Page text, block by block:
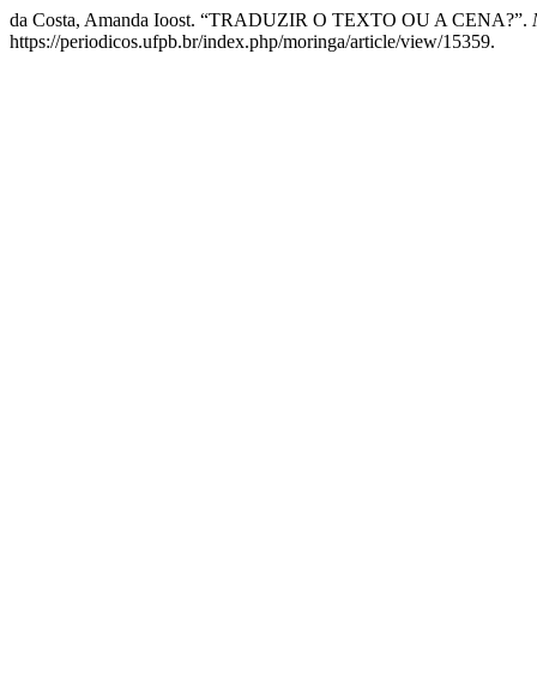
da Costa, Amanda Ioost. “TRADUZIR O TEXTO OU A CENA?”.
https://periodicos.ufpb.br/index.php/moringa/article/view/15359.